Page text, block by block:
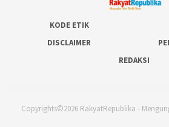
KODE ETIK
DISCLAIMER
REDAKSI
Copyrights©2026 RakyatRepublika -